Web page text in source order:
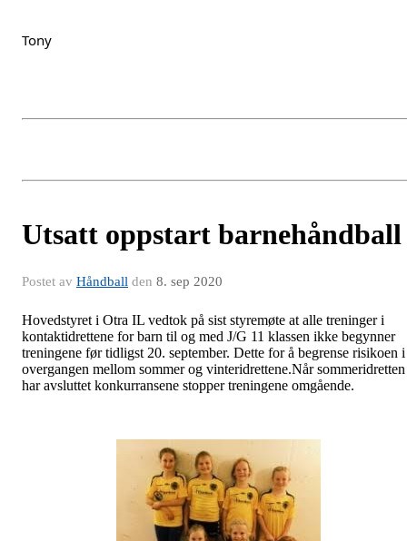
Tony
Utsatt oppstart barnehåndball
Postet av Håndball den 8. sep 2020
Hovedstyret i Otra IL vedtok på sist styremøte at alle treninger i
kontaktidrettene for barn til og med J/G 11 klassen ikke begynner
treningene før tidligst 20. september. Dette for å begrense risikoen i
overgangen mellom sommer og vinteridrettene.Når sommeridretten
har avsluttet konkurransene stopper treningene omgående.